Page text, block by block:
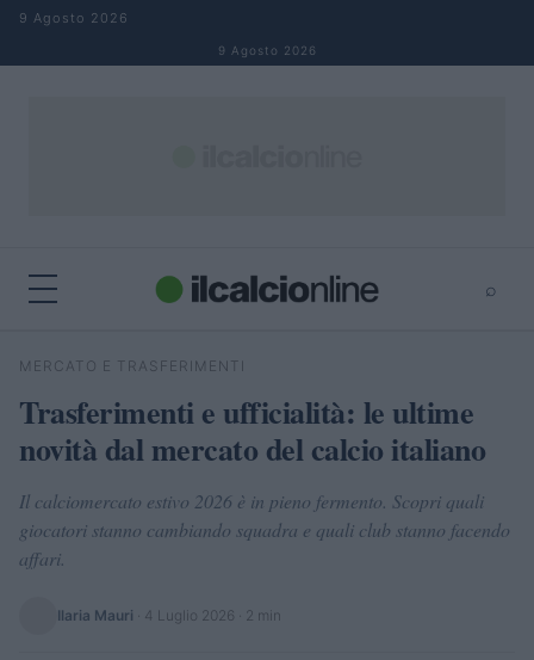
Salta al contenuto
9 Agosto 2026
9 Agosto 2026
⌕
Cerca
MERCATO E TRASFERIMENTI
Trasferimenti e ufficialità: le ultime
novità dal mercato del calcio italiano
Il calciomercato estivo 2026 è in pieno fermento. Scopri quali
giocatori stanno cambiando squadra e quali club stanno facendo
affari.
Ilaria Mauri 4 Luglio 2026 · 2 min